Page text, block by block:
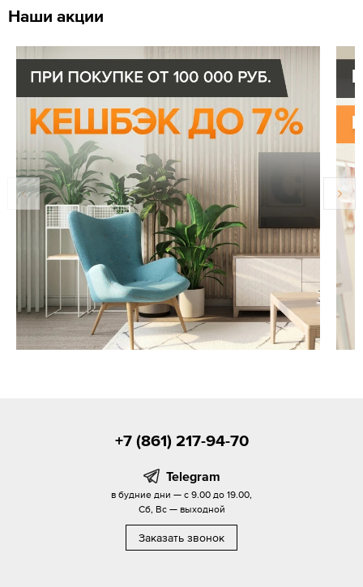
Наши акции
+7 (861) 217-94-70
Telegram
в будние дни — с 9.00 до 19.00,
Сб, Вс — выходной
Заказать звонок